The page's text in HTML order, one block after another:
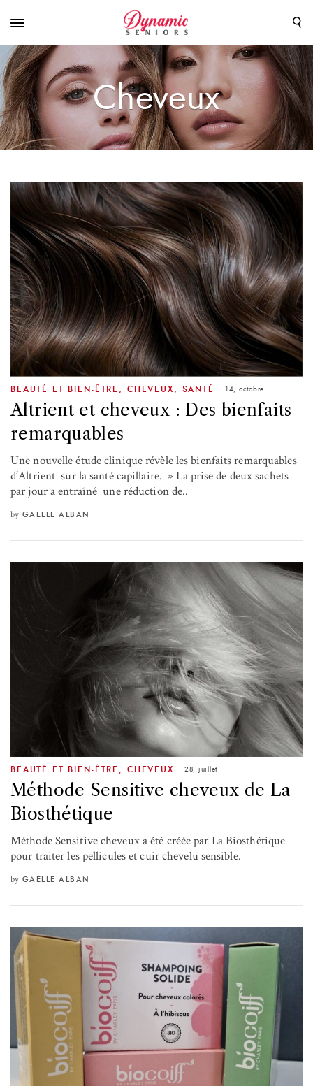
Cheveux
BEAUTÉ ET BIEN-ÊTRE CHEVEUX SANTÉ 14, octobre
Altrient et cheveux : Des bienfaits
remarquables
Une nouvelle étude clinique révèle les bienfaits remarquables
d’Altrient sur la santé capillaire. » La prise de deux sachets
par jour a entraîné une réduction de..
by GAELLE ALBAN
BEAUTÉ ET BIEN-ÊTRE CHEVEUX 28, juillet
Méthode Sensitive cheveux de La
Biosthétique
Méthode Sensitive cheveux a été créée par La Biosthétique
pour traiter les pellicules et cuir chevelu sensible.
by GAELLE ALBAN